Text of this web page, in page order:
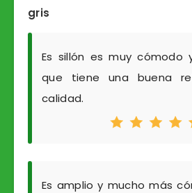
gris
Es sillón es muy cómodo
que tiene una buena
calidad.
Es amplio y mucho más